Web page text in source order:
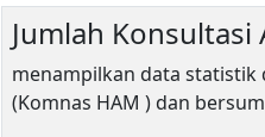
Jumlah
menampilkan data statistik
(Komnas HAM ) dan